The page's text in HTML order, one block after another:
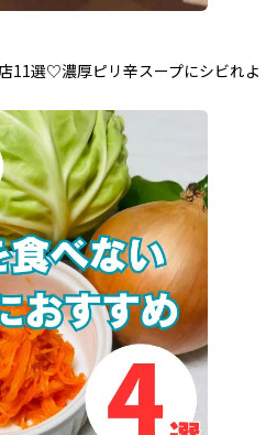
11選♡濃厚ピリ辛スープにシビれよ